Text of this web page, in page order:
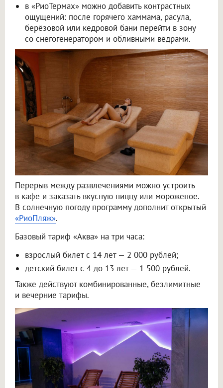
в «РиоТермах» можно добавить контрастных
ощущений: после горячего хаммама, расула,
берёзовой или кедровой бани перейти в зону
со снегогенератором и обливными вёдрами.
Перерыв между развлечениями можно устроить
в кафе и заказать вкусную пиццу или мороженое.
В солнечную погоду программу дополнит открытый
«РиоПляж».
Базовый тариф «Аква» на три часа:
взрослый билет с 14 лет — 2 000 рублей;
детский билет с 4 до 13 лет — 1 500 рублей.
Также действуют комбинированные, безлимитные
и вечерние тарифы.